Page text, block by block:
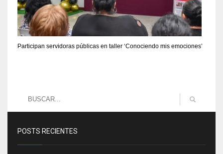
Participan servidoras públicas en taller ‘Conociendo mis emociones’
POSTS RECIENTES